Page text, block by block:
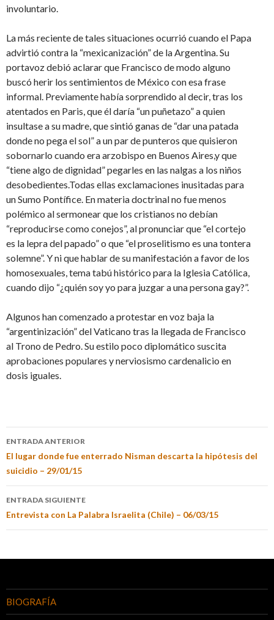
involuntario.
La más reciente de tales situaciones ocurrió cuando el Papa
advirtió contra la “mexicanización” de la Argentina. Su
portavoz debió aclarar que Francisco de modo alguno
buscó herir los sentimientos de México con esa frase
informal. Previamente había sorprendido al decir, tras los
atentados en Paris, que él daría “un puñetazo” a quien
insultase a su madre, que sintió ganas de “dar una patada
donde no pega el sol” a un par de punteros que quisieron
sobornarlo cuando era arzobispo en Buenos Aires,y que
“tiene algo de dignidad” pegarles en las nalgas a los niños
desobedientes.Todas ellas exclamaciones inusitadas para
un Sumo Pontífice. En materia doctrinal no fue menos
polémico al sermonear que los cristianos no debían
“reproducirse como conejos”, al pronunciar que “el cortejo
es la lepra del papado” o que “el proselitismo es una tontera
solemne”. Y ni que hablar de su manifestación a favor de los
homosexuales, tema tabú histórico para la Iglesia Católica,
cuando dijo “¿quién soy yo para juzgar a una persona gay?”.
Algunos han comenzado a protestar en voz baja la
“argentinización” del Vaticano tras la llegada de Francisco
al Trono de Pedro. Su estilo poco diplomático suscita
aprobaciones populares y nerviosismo cardenalicio en
dosis iguales.
ENTRADA ANTERIOR
El lugar donde fue enterrado Nisman descarta la hipótesis del
suicidio – 29/01/15
ENTRADA SIGUIENTE
Entrevista con La Palabra Israelita (Chile) – 06/03/15
BIOGRAFÍA